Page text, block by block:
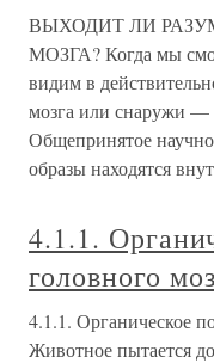
ВЫХОДИТ ЛИ
МОЗГА? Когда мы
видим в
мозга или снаружи
Общепринятое
образы находятся
4.1.1.
головного
4.1.1. Органическое
Животное пытается